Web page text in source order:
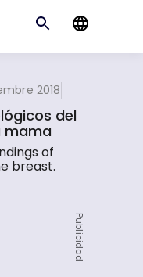
2018
del
mama
of
breast.
Publicidad